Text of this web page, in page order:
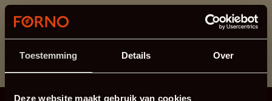
Toestemming Details Over
Deze website maakt gebruik van cookies
Dieser Abschnitt wird derzeit gewartet.
Wenn Sie Informationen vermissen, können Sie uns
unter +31 413 395 294 anrufen oder uns unter